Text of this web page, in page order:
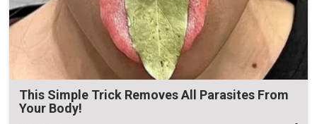
This Simple Trick Removes All Parasites From
Your Body!